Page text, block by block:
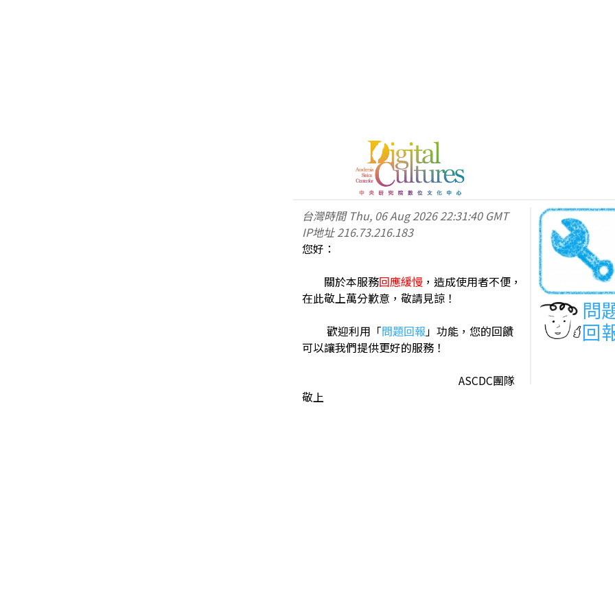
台灣時間 Thu, 06 Aug 2026 22:31:40 GMT
IP地址216.73.216.183
您好：
關於本服務回應緩慢 ，造成使用者不便，
在此敬上萬分歉意，敬請見諒！
歡迎利用「問題回報」功能，您的回饋
可以讓我們提供更好的服務！
ASCDC團隊
敬上
問
回